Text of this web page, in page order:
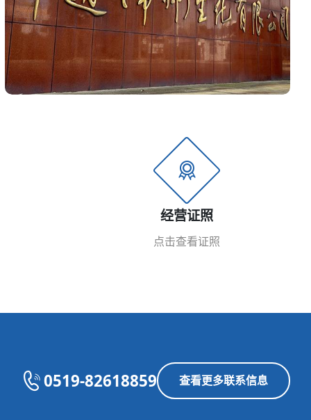
经营证照
点击查看证照
0519-82618859 查看更多联系信息